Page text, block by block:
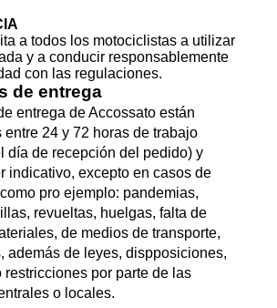
a todos los motociclistas a utilizar
y a conducir responsablemente
con las regulaciones.
de entrega
entrega de Accossato están
entre 24 y 72 horas de trabajo
día de recepción del pedido) y
indicativo, excepto en casos de
pro ejemplo: pandemias,
revueltas, huelgas, falta de
de medios de transporte,
además de leyes, dispposiciones,
restricciones por parte de las
o locales.